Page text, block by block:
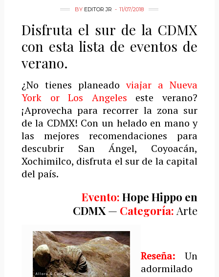
BY EDITOR JR 11/07/2018
Disfruta el sur de la CDMX
con esta lista de eventos de
verano.
¿No tienes planeadoviajar a Nueva
York or Los Angeles este verano?
¡Aprovecha para recorrer la zona sur
de la CDMX! Con un helado en mano y
las mejores recomendaciones para
descubrir San Ángel, Coyoacán,
Xochimilco, disfruta el sur de la capital
del país.
Evento: Hope Hippo en
CDMX— Categoría: Arte
Reseña:Un
adormilado